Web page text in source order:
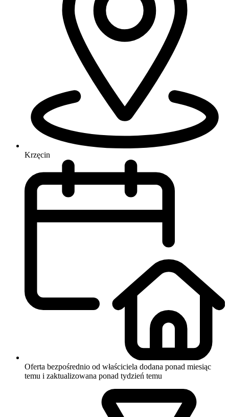
Krzęcin
Oferta bezpośrednio od właściciela dodana ponad miesiąc
temu i zaktualizowana ponad tydzień temu